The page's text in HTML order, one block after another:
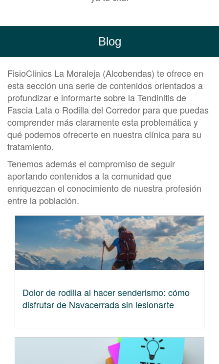
Blog
FisioClinics La Moraleja (Alcobendas) te ofrece en
esta sección una serie de contenidos orientados a
profundizar e informarte sobre la Tendinitis de
Fascia Lata o Rodilla del Corredor para que puedas
comprender más claramente esta problemática y
qué podemos ofrecerte en nuestra clínica para su
tratamiento.
Tenemos además el compromiso de seguir
aportando contenidos a la comunidad que
enriquezcan el conocimiento de nuestra profesión
entre la población.
Dolor de rodilla al hacer senderismo: cómo
disfrutar de Navacerrada sin lesionarte